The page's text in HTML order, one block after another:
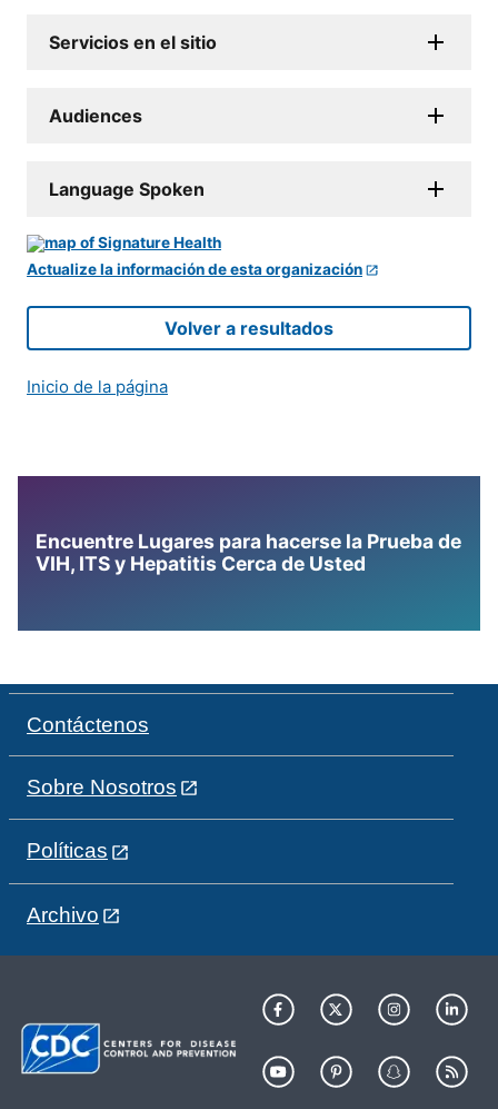
Servicios en el sitio
Audiences
Language Spoken
Actualize la información de esta organización
Volver a resultados
Inicio de la página
Encuentre Lugares para hacerse la Prueba de
VIH, ITS y Hepatitis Cerca de Usted
Contáctenos
Sobre Nosotros
Políticas
Archivo